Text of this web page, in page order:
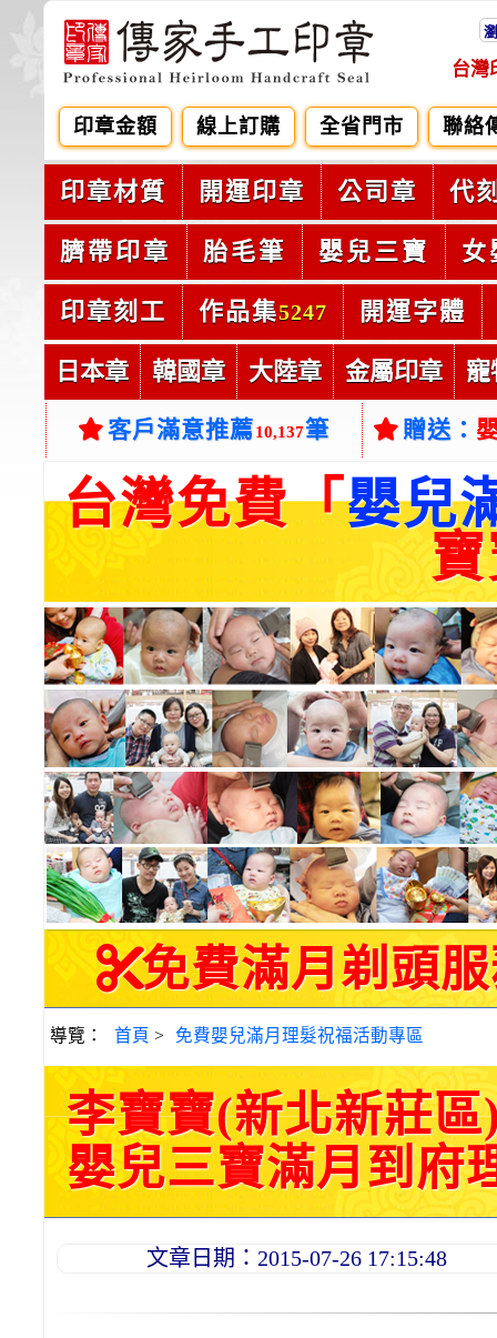
台灣
印章金額 線上訂購 全省門市 聯絡
印章材質 開運印章 公司章 代
臍帶印章 胎毛筆 嬰兒三寶 女
印章刻工 作品集5247 開運字體
日本章 韓國章 大陸章 金屬印章 寵
客戶滿意推薦10,137筆 贈送：
台灣免費「嬰兒
免費滿月剃頭服
導覽： 首頁 > 免費嬰兒滿月理髮祝福活動專區
李寶寶(新北新莊
嬰兒三寶滿月到府
文章日期：2015-07-26 17:15:48